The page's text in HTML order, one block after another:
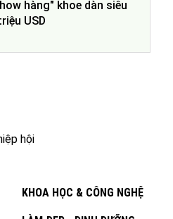
hàng" khoe dàn siêu
USD
hội
KHOA HỌC & CÔNG NGHỆ